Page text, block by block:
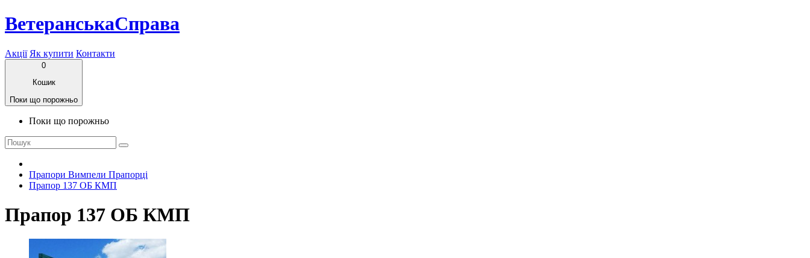
ВетеранськаСправа
Акції Як купити Контакти
0
Кошик
Поки що порожньо
Поки що порожньо
Прапори Вимпели Прапорці
Прапор 137 ОБ КМП
Прапор 137 ОБ КМП